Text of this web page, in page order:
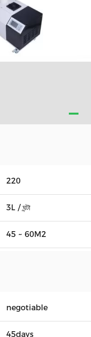
220
3L / ঘন্টা
45 ~ 60M2
negotiable
45days